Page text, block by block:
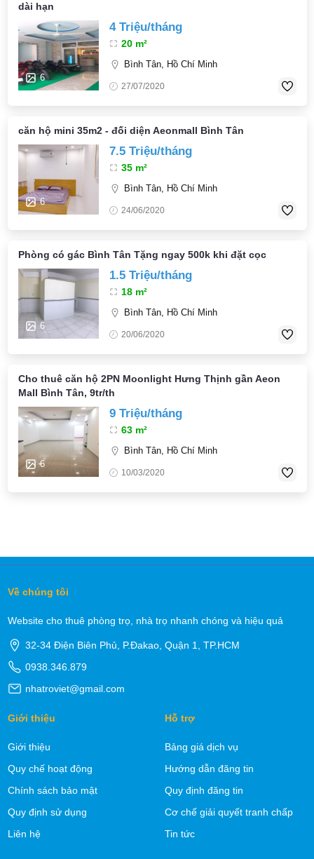
dài hạn
6
4 Triệu/tháng
20 m²
Bình Tân, Hồ Chí Minh
27/07/2020
căn hộ mini 35m2 - đối diện Aeonmall Bình Tân
6
7.5 Triệu/tháng
35 m²
Bình Tân, Hồ Chí Minh
24/06/2020
Phòng có gác Bình Tân Tặng ngay 500k khi đặt cọc
6
1.5 Triệu/tháng
18 m²
Bình Tân, Hồ Chí Minh
20/06/2020
Cho thuê căn hộ 2PN Moonlight Hưng Thịnh gần Aeon
Mall Bình Tân, 9tr/th
6
9 Triệu/tháng
63 m²
Bình Tân, Hồ Chí Minh
10/03/2020
Về chúng tôi
Website cho thuê phòng trọ, nhà trọ nhanh chóng và hiệu quả
32-34 Điện Biên Phủ, P.Đakao, Quận 1, TP.HCM
0938.346.879
nhatroviet@gmail.com
Giới thiệu
Giới thiệu
Quy chế hoạt động
Chính sách bảo mật
Quy định sử dụng
Liên hệ
Hỗ trợ
Bảng giá dịch vụ
Hướng dẫn đăng tin
Quy định đăng tin
Cơ chế giải quyết tranh chấp
Tin tức